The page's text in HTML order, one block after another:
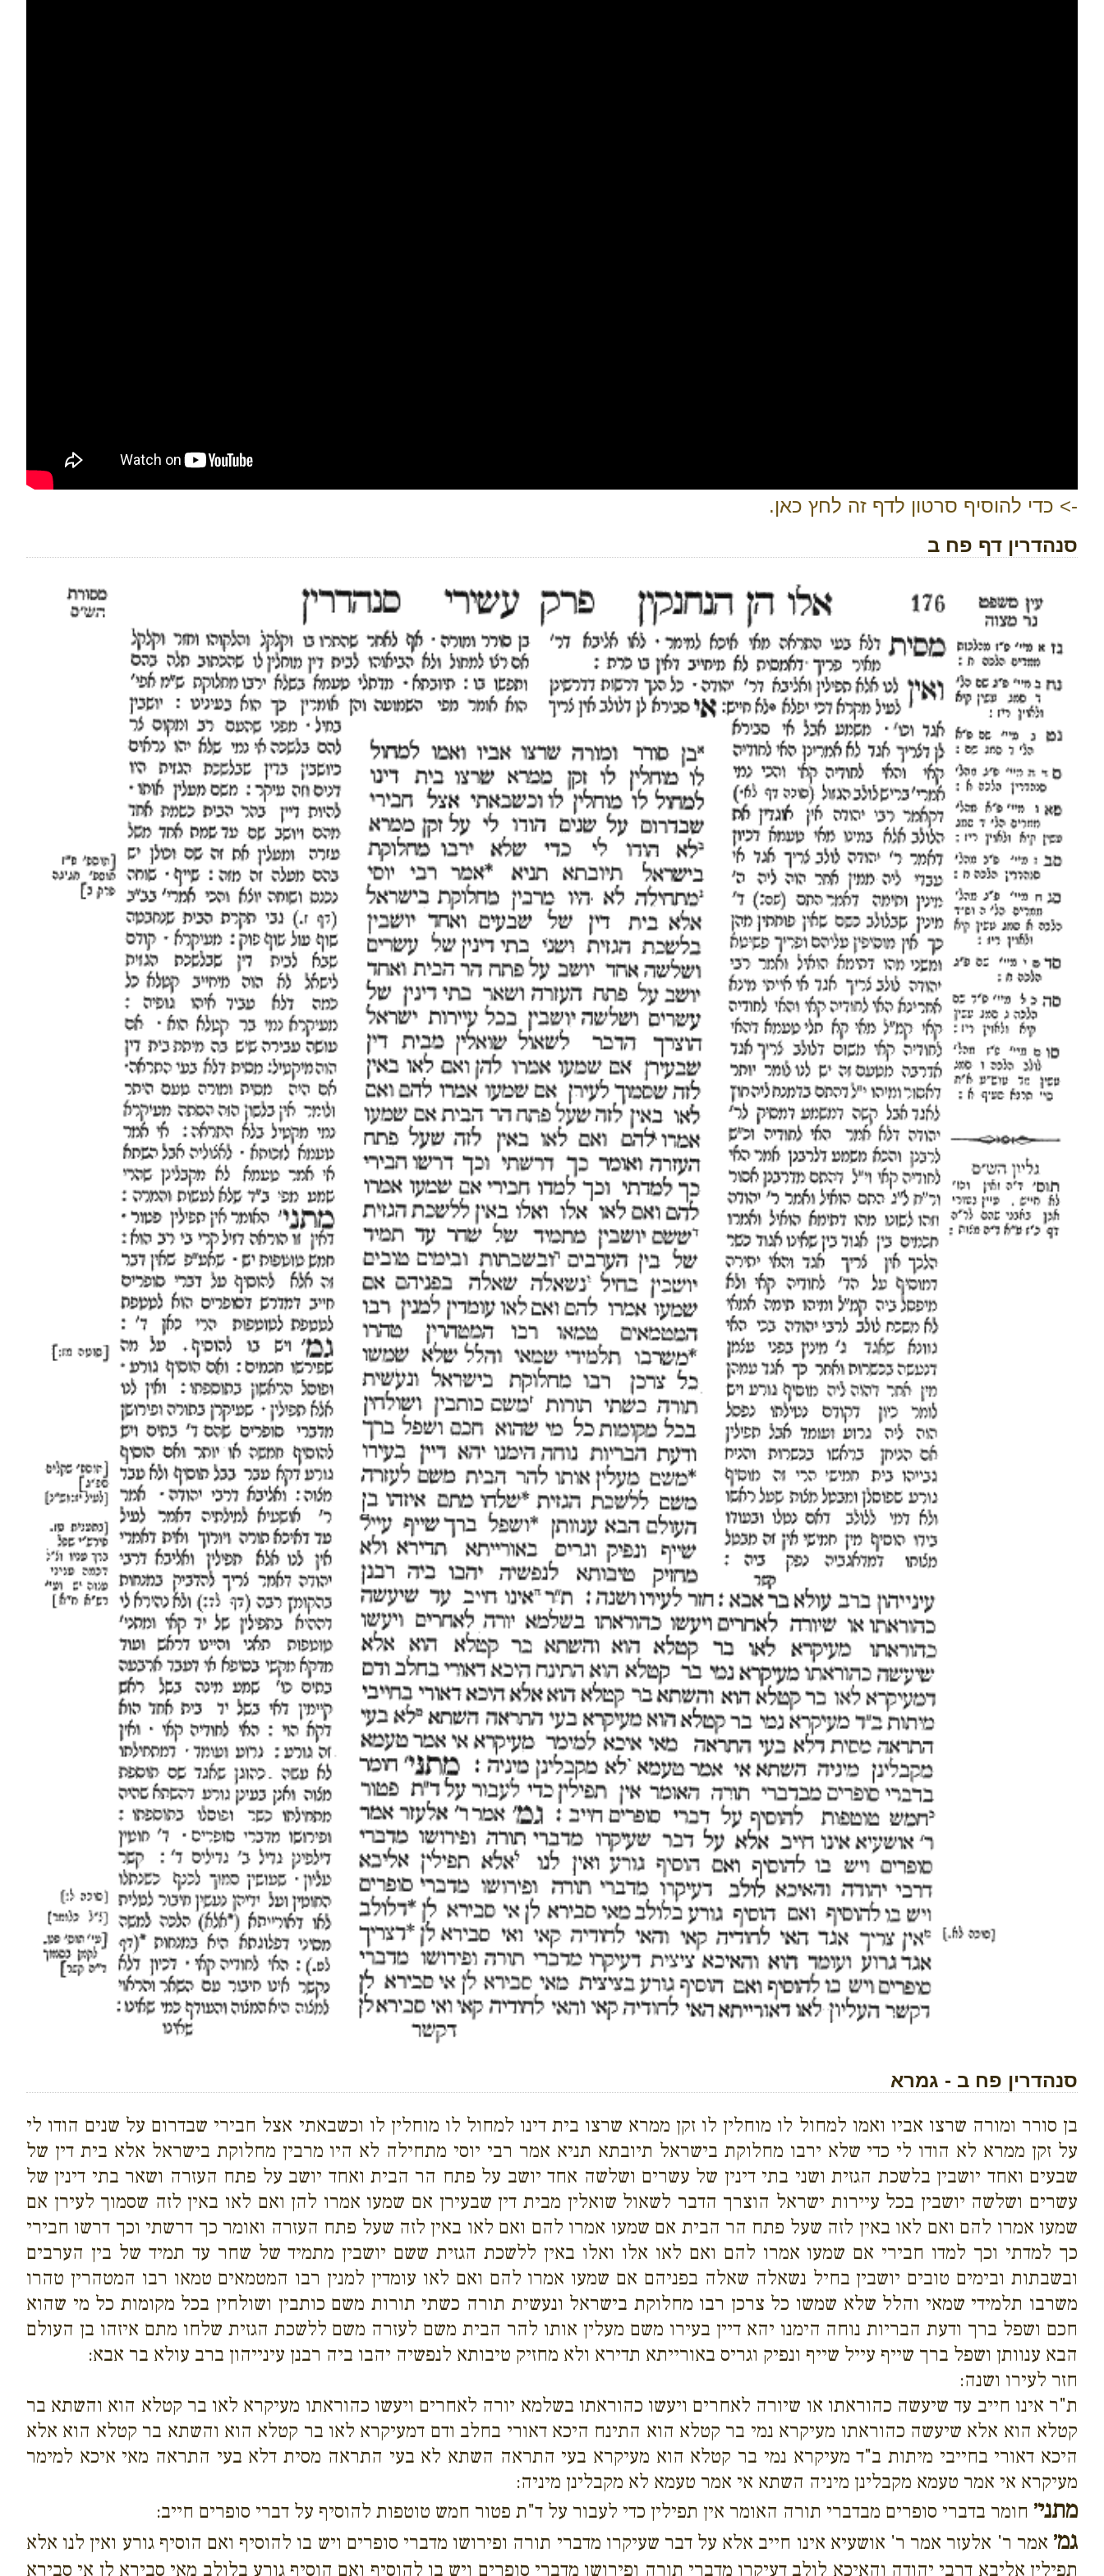
-> כדי להוסיף סרטון לדף זה לחץ כאן.
סנהדרין דף פח ב
סנהדרין פח ב - גמרא
בן סורר ומורה שרצו אביו ואמו למחול לו מוחלין לו זקן ממרא שרצו בית דינו למחול לו מוחלין לו וכשבאתי אצל חבירי שבדרום על שנים הודו לי
על זקן ממרא לא הודו לי כדי שלא ירבו מחלוקת בישראל תיובתא תניא אמר רבי יוסי מתחילה לא היו מרבין מחלוקת בישראל אלא בית דין של
שבעים ואחד יושבין בלשכת הגזית ושני בתי דינין של עשרים ושלשה אחד יושב על פתח הר הבית ואחד יושב על פתח העזרה ושאר בתי דינין של
עשרים ושלשה יושבין בכל עיירות ישראל הוצרך הדבר לשאול שואלין מבית דין שבעירן אם שמעו אמרו להן ואם לאו באין לזה שסמוך לעירן אם
שמעו אמרו להם ואם לאו באין לזה שעל פתח הר הבית אם שמעו אמרו להם ואם לאו באין לזה שעל פתח העזרה ואומר כך דרשתי וכך דרשו חבירי
כך למדתי וכך למדו חבירי אם שמעו אמרו להם ואם לאו אלו ואלו באין ללשכת הגזית ששם יושבין מתמיד של שחר עד תמיד של בין הערבים
ובשבתות ובימים טובים יושבין בחיל נשאלה שאלה בפניהם אם שמעו אמרו להם ואם לאו עומדין למנין רבו המטמאים טמאו רבו המטהרין טהרו
משרבו תלמידי שמאי והלל שלא שמשו כל צרכן רבו מחלוקת בישראל ונעשית תורה כשתי תורות משם כותבין ושולחין בכל מקומות כל מי שהוא
חכם ושפל ברך ודעת הבריות נוחה הימנו יהא דיין בעירו משם מעלין אותו להר הבית משם לעזרה משם ללשכת הגזית שלחו מתם איזהו בן העולם
הבא ענוותן ושפל ברך שייף עייל שייף ונפיק וגריס באורייתא תדירא ולא מחזיק טיבותא לנפשיה יהבו ביה רבנן עינייהון ברב עולא בר אבא:
חזר לעירו ושנה:
ת"ר אינו חייב עד שיעשה כהוראתו או שיורה לאחרים ויעשו כהוראתו בשלמא יורה לאחרים ויעשו כהוראתו מעיקרא לאו בר קטלא הוא והשתא בר
קטלא הוא אלא שיעשה כהוראתו מעיקרא נמי בר קטלא הוא התינח היכא דאורי בחלב ודם דמעיקרא לאו בר קטלא הוא והשתא בר קטלא הוא אלא
היכא דאורי בחייבי מיתות ב"ד מעיקרא נמי בר קטלא הוא מעיקרא בעי התראה השתא לא בעי התראה מסית דלא בעי התראה מאי איכא למימר
מעיקרא אי אמר טעמא מקבלינן מיניה השתא אי אמר טעמא לא מקבלינן מיניה:
מתני׳ חומר בדברי סופרים מבדברי תורה האומר אין תפילין כדי לעבור על ד"ת פטור חמש טוטפות להוסיף על דברי סופרים חייב:
גמ׳ אמר ר' אלעזר אמר ר' אושעיא אינו חייב אלא על דבר שעיקרו מדברי תורה ופירושו מדברי סופרים ויש בו להוסיף ואם הוסיף גורע ואין לנו אלא
תפילין אליבא דרבי יהודה והאיכא לולב דעיקרו מדברי תורה ופירושו מדברי סופרים ויש בו להוסיף ואם הוסיף גורע בלולב מאי סבירא לן אי סבירא